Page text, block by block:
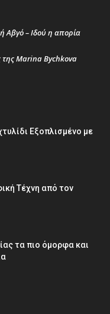
Αβγό – Ιδού η απορία
της Marina Bychkova
Εξοπλισμένο με
Τέχνη από τον
τα πιο όμορφα και